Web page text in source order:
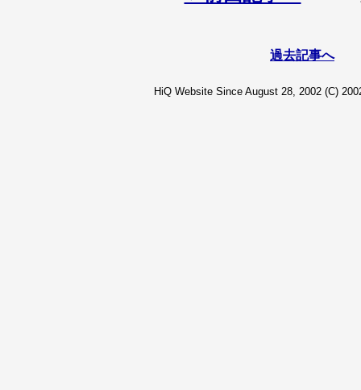
過去記事へ
HiQ Website Since August 28, 2002 (C)